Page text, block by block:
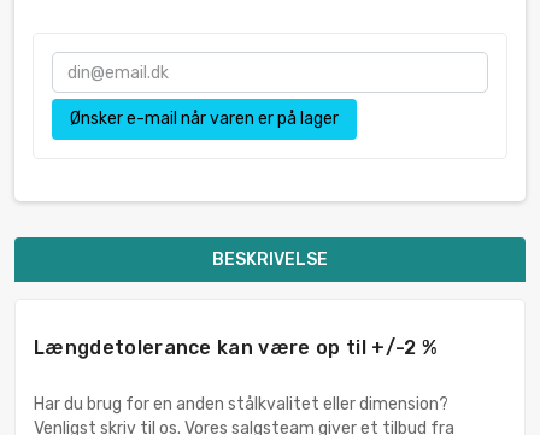
Ønsker e-mail når varen er på lager
BESKRIVELSE
Længdetolerance kan være op til +/-2 %
Har du brug for en anden stålkvalitet eller dimension?
Venligst skriv til os. Vores salgsteam giver et tilbud fra